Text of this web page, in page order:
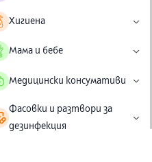
Хигиена
Мама и бебе
Медицински консумативи
Фасовки и разтвори за
дезинфекция